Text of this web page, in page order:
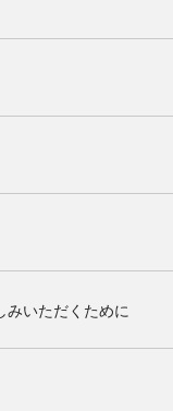
みいただくために